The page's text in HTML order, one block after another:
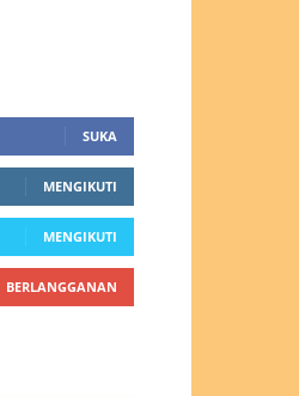
SUKA
MENGIKUTI
MENGIKUTI
BERLANGGANAN